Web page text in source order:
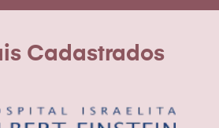
Cadastrados